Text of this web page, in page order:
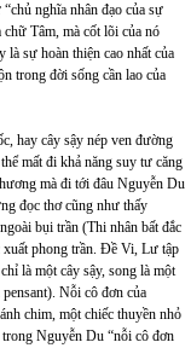
nghĩa nhân đạo của sự
Tâm, mà cốt lõi của nó
sự hoàn thiện cao nhất của
trong đời sống cần lao của
hay cây sậy nép ven đường
mất đi khả năng suy tư căng
mà đi tới đâu Nguyễn Du
đọc thơ cũng như thấy
bụi trần (Thi nhân bất đắc
phong trần. Đề Vi, Lư tập
là một cây sậy, song là một
Nỗi cô đơn của
chim, một chiếc thuyền nhỏ
Nguyễn Du “nỗi cô đơn